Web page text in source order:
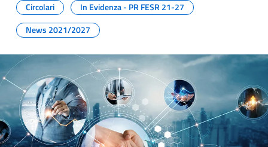
Circolari
In Evidenza - PR FESR 21-27
News 2021/2027